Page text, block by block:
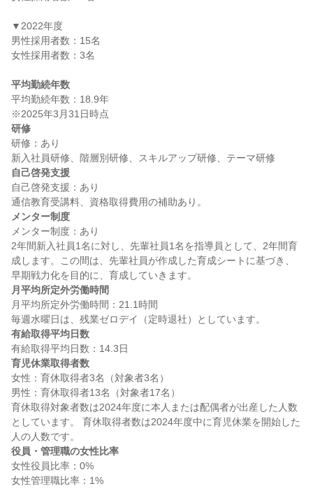
▼2022年度
男性採用者数：15名
女性採用者数：3名
平均勤続年数
平均勤続年数：18.9年
研修
研修：あり
自己啓発支援
自己啓発支援：あり
メンター制度
メンター制度：あり
2年間新入社員1名に対し、先輩社員1名を指導員として、2年間育
成します。この間は、先輩社員が作成した育成シートに基づき、
月平均所定外労働時間
月平均所定外労働時間：21.1時間
有給取得平均日数
育児休業取得者数
女性：育休取得者3名（対象者3名）
男性：育休取得者13名（対象者17名）
育休取得対象者数は2024年度に本人または配偶者が出産した人数
としています。 育休取得者数は2024年度中に育児休業を開始した
役員・管理職の女性比率
女性役員比率：0%